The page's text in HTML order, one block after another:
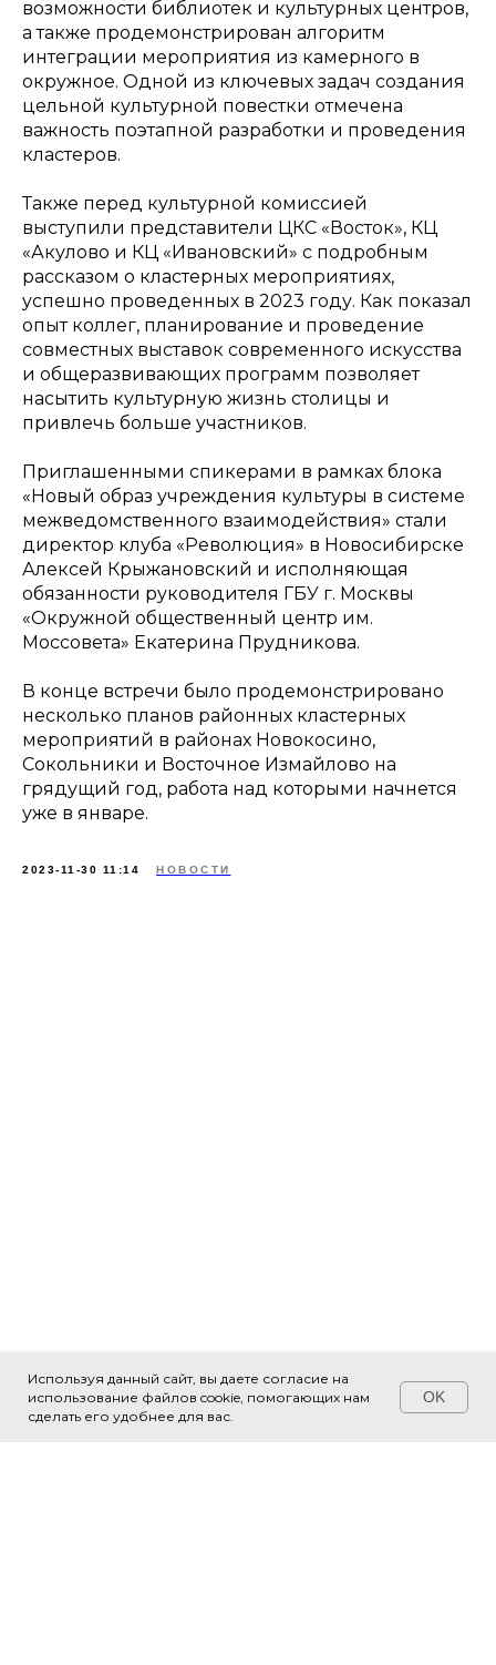
Используя данный сайт, вы даете согласие на
использование файлов cookie, помогающих нам
сделать его удобнее для вас.
OK
Свяжитесь с нами!
возможности библиотек и культурных центров,
а также продемонстрирован алгоритм
интеграции мероприятия из камерного в
окружное. Одной из ключевых задач создания
цельной культурной повестки отмечена
важность поэтапной разработки и проведения
кластеров.
Также перед культурной комиссией
выступили представители ЦКС «Восток», КЦ
«Акулово и КЦ «Ивановский» с подробным
рассказом о кластерных мероприятиях,
успешно проведенных в 2023 году. Как показал
опыт коллег, планирование и проведение
совместных выставок современного искусства
и общеразвивающих программ позволяет
насытить культурную жизнь столицы и
привлечь больше участников.
Приглашенными спикерами в рамках блока
«Новый образ учреждения культуры в системе
межведомственного взаимодействия» стали
директор клуба «Революция» в Новосибирске
Алексей Крыжановский и исполняющая
обязанности руководителя ГБУ г. Москвы
«Окружной общественный центр им.
Моссовета» Екатерина Прудникова.
В конце встречи было продемонстрировано
несколько планов районных кластерных
мероприятий в районах Новокосино,
Сокольники и Восточное Измайлово на
грядущий год, работа над которыми начнется
уже в январе.
2023-11-30 11:14 НОВОСТИ